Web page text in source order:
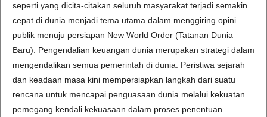
seperti yang dicita-citakan seluruh masyarakat terjadi semakin
cepat di dunia menjadi tema utama dalam menggiring opini
publik menuju persiapan New World Order (Tatanan Dunia
Baru). Pengendalian keuangan dunia merupakan strategi dalam
mengendalikan semua pemerintah di dunia. Peristiwa sejarah
dan keadaan masa kini mempersiapkan langkah dari suatu
rencana untuk mencapai penguasaan dunia melalui kekuatan
pemegang kendali kekuasaan dalam proses penentuan